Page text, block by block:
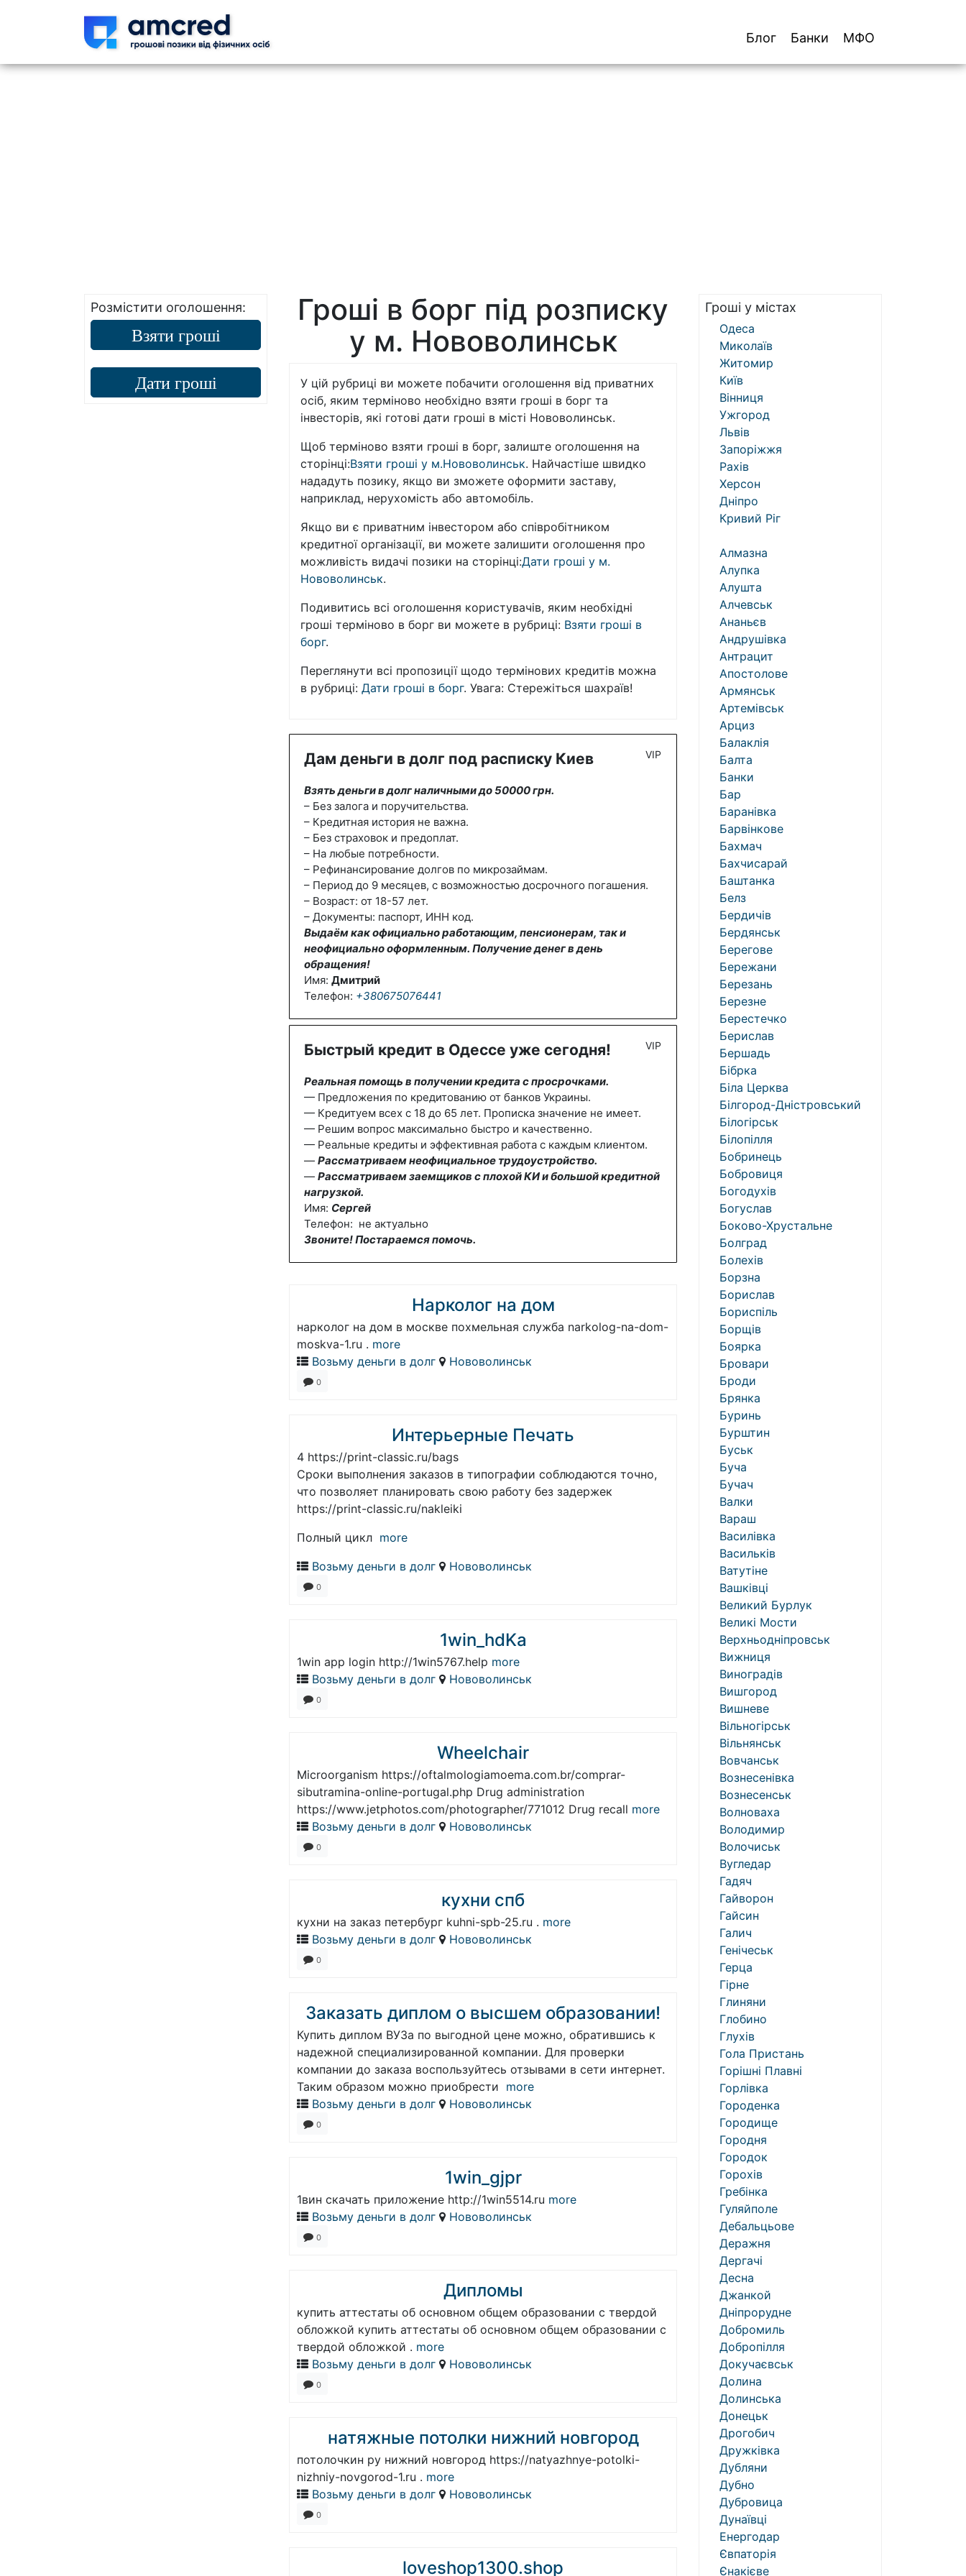
МФО
Банки
Блог
Розмістити оголошення:
Взяти гроші
Дати гроші
Гроші в борг під розписку
у м. Нововолинськ
У цій рубриці ви можете побачити оголошення від приватних
осіб, яким терміново необхідно взяти гроші в борг та
інвесторів, які готові дати гроші в місті Нововолинськ.
Щоб терміново взяти гроші в борг, залиште оголошення на
сторінці:Взяти гроші у м.Нововолинськ. Найчастіше швидко
нададуть позику, якщо ви зможете оформити заставу,
наприклад, нерухомість або автомобіль.
Якщо ви є приватним інвестором або співробітником
кредитної організації, ви можете залишити оголошення про
можливість видачі позики на сторінці:Дати гроші у м.
Нововолинськ.
Подивитись всі оголошення користувачів, яким необхідні
гроші терміново в борг ви можете в рубриці: Взяти гроші в
борг.
Переглянути всі пропозиції щодо термінових кредитів можна
в рубриці: Дати гроші в борг. Увага: Стережіться шахраїв!
Дам деньги в долг под расписку Киев
Взять деньги в долг наличными до 50000 грн.
– Без залога и поручительства.
– Кредитная история не важна.
– Без страховок и предоплат.
– На любые потребности.
– Рефинансирование долгов по микрозаймам.
– Период до 9 месяцев, с возможностью досрочного погашения.
– Возраст: от 18-57 лет.
– Документы: паспорт, ИНН код.
Выдаём как официально работающим, пенсионерам, так и
неофициально оформленным. Получение денег в день
обращения!
Имя: Дмитрий
Телефон: +380675076441
VIP
Быстрый кредит в Одессе уже сегодня!
Реальная помощь в получении кредита с просрочками.
— Предложения по кредитованию от банков Украины.
— Кредитуем всех с 18 до 65 лет. Прописка значение не имеет.
— Решим вопрос максимально быстро и качественно.
— Реальные кредиты и эффективная работа с каждым клиентом.
— Рассматриваем неофициальное трудоустройство.
— Рассматриваем заемщиков с плохой КИ и большой кредитной
нагрузкой.
Имя: Сергей
Телефон: не актуально
Звоните! Постараемся помочь.
VIP
Нарколог на дом
нарколог на дом в москве похмельная служба narkolog-na-dom-
moskva-1.ru . more
Возьму деньги в долг
Нововолинськ
0
Интерьерные Печать
4 https://print-classic.ru/bags
Сроки выполнения заказов в типографии соблюдаются точно,
что позволяет планировать свою работу без задержек
https://print-classic.ru/nakleiki
Полный цикл more
Возьму деньги в долг
Нововолинськ
0
1win_hdKa
1win app login http://1win5767.help more
Возьму деньги в долг
Нововолинськ
0
Wheelchair
Microorganism https://oftalmologiamoema.com.br/comprar-
sibutramina-online-portugal.php Drug administration
https://www.jetphotos.com/photographer/771012 Drug recall more
Возьму деньги в долг
Нововолинськ
0
кухни спб
кухни на заказ петербург kuhni-spb-25.ru . more
Возьму деньги в долг
Нововолинськ
0
Заказать диплом о высшем образовании!
Купить диплом ВУЗа по выгодной цене можно, обратившись к
надежной специализированной компании. Для проверки
компании до заказа воспользуйтесь отзывами в сети интернет.
Таким образом можно приобрести more
Возьму деньги в долг
Нововолинськ
0
1win_gjpr
1вин скачать приложение http://1win5514.ru more
Возьму деньги в долг
Нововолинськ
0
Дипломы
купить аттестаты об основном общем образовании с твердой
обложкой купить аттестаты об основном общем образовании с
твердой обложкой . more
Возьму деньги в долг
Нововолинськ
0
натяжные потолки нижний новгород
потолочкин ру нижний новгород https://natyazhnye-potolki-
nizhniy-novgorod-1.ru . more
Возьму деньги в долг
Нововолинськ
0
loveshop1300.shop
Гроші у містах
Одеса
Миколаїв
Житомир
Київ
Вінниця
Ужгород
Львів
Запоріжжя
Рахів
Херсон
Дніпро
Кривий Ріг
Алмазна
Алупка
Алушта
Алчевськ
Ананьєв
Андрушівка
Антрацит
Апостолове
Армянськ
Артемівськ
Арциз
Балаклія
Балта
Банки
Бар
Баранівка
Барвінкове
Бахмач
Бахчисарай
Баштанка
Белз
Бердичів
Бердянськ
Берегове
Бережани
Березань
Березне
Берестечко
Берислав
Бершадь
Бібрка
Біла Церква
Білгород-Дністровський
Білогірськ
Білопілля
Бобринець
Бобровиця
Богодухів
Богуслав
Боково-Хрустальне
Болград
Болехів
Борзна
Борислав
Бориспіль
Борщів
Боярка
Бровари
Броди
Брянка
Буринь
Бурштин
Буськ
Буча
Бучач
Валки
Вараш
Василівка
Васильків
Ватутіне
Вашківці
Великий Бурлук
Великі Мости
Верхньодніпровськ
Вижниця
Виноградів
Вишгород
Вишневе
Вільногірськ
Вільнянськ
Вовчанськ
Вознесенівка
Вознесенськ
Волноваха
Володимир
Волочиськ
Вугледар
Гадяч
Гайворон
Гайсин
Галич
Генічеськ
Герца
Гірне
Глиняни
Глобино
Глухів
Гола Пристань
Горішні Плавні
Горлівка
Городенка
Городище
Городня
Городок
Горохів
Гребінка
Гуляйполе
Дебальцьове
Деражня
Дергачі
Десна
Джанкой
Дніпрорудне
Добромиль
Добропілля
Докучаєвськ
Долина
Долинська
Донецьк
Дрогобич
Дружківка
Дубляни
Дубно
Дубровица
Дунаївці
Енергодар
Євпаторія
Єнакієве